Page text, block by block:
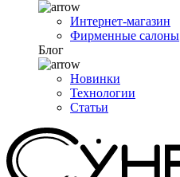
Интернет-магазин
Фирменные салоны
Блог
Новинки
Технологии
Статьи